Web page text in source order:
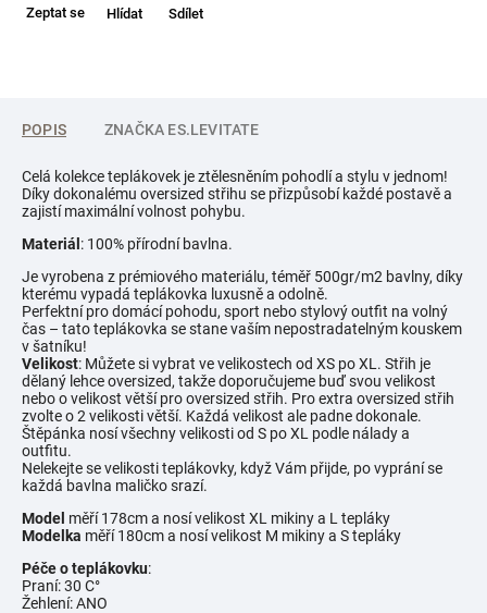
Zeptat se Hlídat Sdílet
POPIS ZNAČKA ES.LEVITATE
Celá kolekce teplákovek je ztělesněním pohodlí a stylu v jednom!
Díky dokonalému oversized střihu se přizpůsobí každé postavě a
zajistí maximální volnost pohybu.
Materiál : 100% přírodní bavlna.
Je vyrobena z prémiového materiálu, téměř 500gr/m2 bavlny, díky
kterému vypadá teplákovka luxusně a odolně.
Perfektní pro domácí pohodu, sport nebo stylový outfit na volný
čas – tato teplákovka se stane vaším nepostradatelným kouskem
v šatníku!
Velikost: Můžete si vybrat ve velikostech od XS po XL. Střih je
dělaný lehce oversized, takže doporučujeme buď svou velikost
nebo o velikost větší pro oversized střih. Pro extra oversized střih
zvolte o 2 velikosti větší. Každá velikost ale padne dokonale.
Štěpánka nosí všechny velikosti od S po XL podle nálady a
outfitu.
Nelekejte se velikosti teplákovky, když Vám přijde, po vyprání se
každá bavlna maličko srazí.
Model měří 178cm a nosí velikost XL mikiny a L tepláky
Modelka měří 180cm a nosí velikost M mikiny a S tepláky
Péče o teplákovku:
Praní: 30 C°
Žehlení: ANO